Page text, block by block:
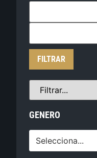
FILTRAR
GENERO
Selecciona...